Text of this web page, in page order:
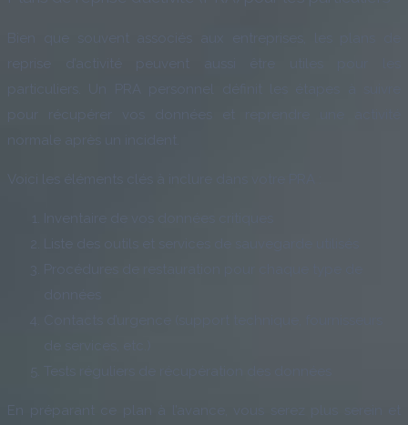
normale après un incident.
Voici les éléments clés à inclure dans votre PRA :
En préparant ce plan à l’avance, vous serez plus serein et